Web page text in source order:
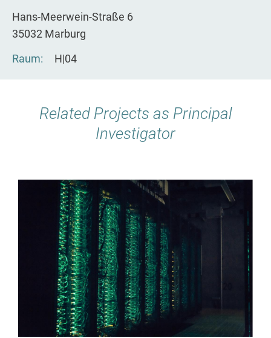
Hans-Meerwein-Straße 6
35032 Marburg
Raum H|04
Related Projects as Principal
Investigator